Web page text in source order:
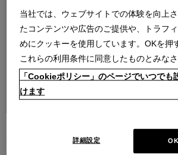
並べ替え：
当社では、ウェブサイトでの体験を向上
たコンテンツや広告のご提供や、トラフ
めにクッキーを使用しています。OKを押
これらの利用条件に同意したものとみなさ
「Cookieポリシー」のページでいつでも
けます
OK
詳細設定